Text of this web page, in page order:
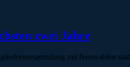
zwei Jahre
mit Neuwahlen